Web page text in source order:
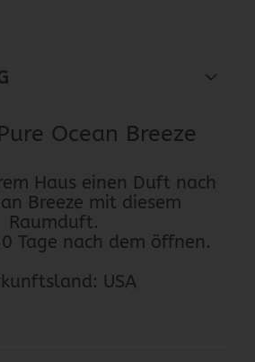
Ocean Breeze
Haus einen Duft nach
Breeze mit diesem
Raumduft.
Tage nach dem öffnen.
USA